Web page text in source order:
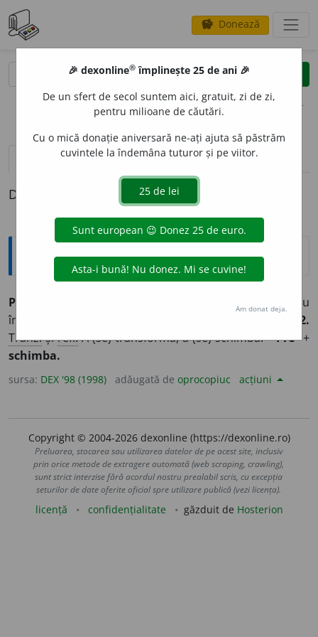
savings Donează
clear
opțiuni
definiții (1) pronunțievolume_up (3)
Definiția cu ID-ul 35434:
Explicative DEX
PRESCHIMB
A ceda un lucru
în locul altuia (cam de aceeași valoare); a face schimb.
2.
Tranz.șirefl.A (se) transforma, a (se) schimba. –Pre +
schimba.
sursa: DEX '98 (1998) adăugată de oprocopiuc acțiuni
Copyright © 2004-2026 dexonline (https://dexonline.ro)
Preluarea, stocarea sau utilizarea datelor de pe acest site, inclusiv
prin orice metode de extragere automată (web scraping, crawling),
sunt strict interzise fără acordul nostru prealabil scris, cu excepția
seturilor de date oferite oficial spre utilizare publică (vezi licența).
licență confidențialitate găzduit de Hosterion
🎉 dexonline® împlinește 25 de ani 🎉
De un sfert de secol suntem aici, gratuit, zi de zi,
pentru milioane de căutări.
Cu o mică donație aniversară ne-ați ajuta să păstrăm
cuvintele la îndemâna tuturor și pe viitor.
Am donat deja.